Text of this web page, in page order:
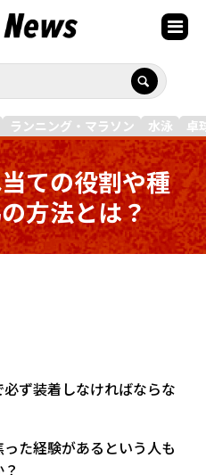
ランニング・マラソン 水泳 卓
ての役割や種
方法とは？
ず装着しなければならな
た経験があるという人も